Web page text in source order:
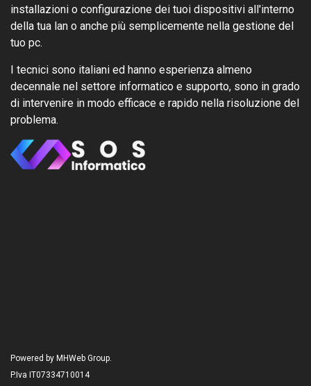
installazioni o configurazione dei tuoi dispositivi all'interno
della tua lan o anche più semplicemente nella gestione del
tuo pc.
I tecnici sono italiani ed hanno esperienza almeno
decennale nel settore informatico e supporto, sono in grado
di intervenire in modo efficace e rapido nella risoluzione del
problema.
Powered by MHWeb Group.
P.Iva IT07334710014